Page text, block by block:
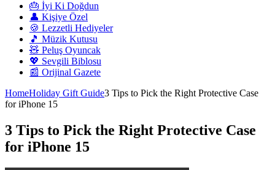
🎂 İyi Ki Doğdun
👤 Kişiye Özel
🍪 Lezzetli Hediyeler
🎵 Müzik Kutusu
🧸 Peluş Oyuncak
💖 Sevgili Biblosu
📰 Orijinal Gazete
HomeHoliday Gift Guide3 Tips to Pick the Right Protective Case
for iPhone 15
3 Tips to Pick the Right Protective Case
for iPhone 15